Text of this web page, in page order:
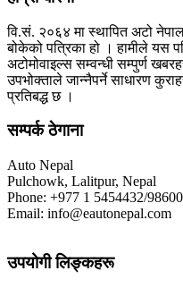
वि.सं. २०६४ मा स्थापित अटो
बोकेको पत्रिका हो । हामीले यस
अटोमोवाइल्स सम्वन्धी सम्पुर्ण
उपभोक्ताले जान्नैपर्ने साधारण
प्रतिबद्ध छ ।
सम्पर्क ठेगाना
Auto Nepal
Pulchowk, Lalitpur, Nepal
Phone: +977 1 5454432/
Email: info@eautonepal.com
उपयोगी लिङ्कहरू